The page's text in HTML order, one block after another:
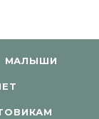
МАЛЫШИ